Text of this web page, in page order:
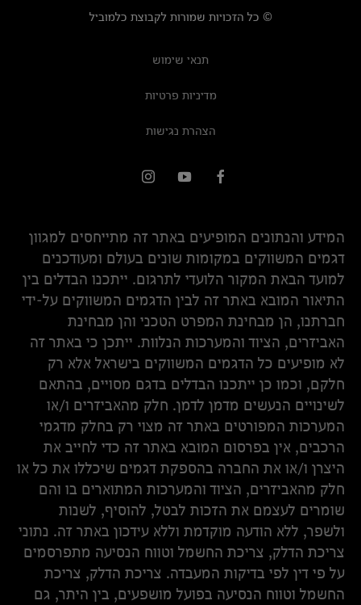
© כל הזכויות שמורות לקבוצת כלמוביל
תנאי שימוש
מדיניות פרטיות
הצהרת נגישות
המידע והנתונים המופיעים באתר זה מתייחסים למגוון
דגמים המשווקים במקומות שונים בעולם ומעודכנים
למועד הבאת המקור הלועדי לתרגום. ייתכנו הבדלים בין
התיאור המובא באתר זה לבין הדגמים המשווקים על-ידי
חברתנו, הן מבחינת המפרט הטכני והן מבחינת
האביזרים, הציוד והמערכות הנלוות. ייתכן כי באתר זה
לא מופיעים כל הדגמים המשווקים בישראל אלא רק
חלקם, וכמו כן ייתכנו הבדלים בדגם מסויים, בהתאם
לשינויים הנעשים מדמן לדמן. חלק מהאביזרים ו/או
המערכות המפורטים באתר זה מצוי רק בחלק מדגמי
הרכבים, אין בפרסום המובא באתר זה כדי לחייב את
היצרן ו/או את החברה בהספקת דגמים שיכללו את כל או
חלק מהאביזרים, הציוד והמערכות המתוארים בו והם
שומרים לעצמם את הזכות לבטל, להוסיף, לשנות
ולשפר, ללא הודעה מוקדמת וללא עידכון באתר זה. נתוני
צריכת הדלק, צריכת החשמל וטווח הנסיעה מתפרסמים
על פי דין לפי בדיקות המעבדה. צריכת הדלק, צריכת
החשמל וטווח הנסיעה בפועל מושפעים, בין היתר, גם